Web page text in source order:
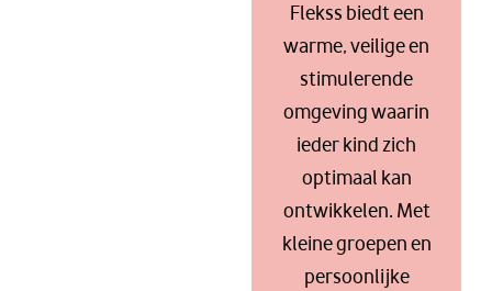
Flekss biedt een
warme, veilige en
stimulerende
omgeving waarin
ieder kind zich
optimaal kan
ontwikkelen. Met
kleine groepen en
persoonlijke